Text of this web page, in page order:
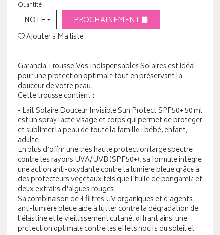
Quantité
NOTHING SELECTEDPROCHAINEMENT
Ajouter à Ma liste
Garancia Trousse Vos Indispensables Solaires est idéal
pour une protection optimale tout en préservant la
douceur de votre peau.
Cette trousse contient :
- Lait Solaire Douceur Invisible Sun Protect SPF50+ 50 ml
est un spray lacté visage et corps qui permet de protéger
et sublimer la peau de toute la famille : bébé, enfant,
adulte.
En plus d'offrir une très haute protection large spectre
contre les rayons UVA/UVB (SPF50+), sa formule intègre
une action anti-oxydante contre la lumière bleue grâce à
des protecteurs végétaux tels que l'huile de pongamia et
deux extraits d'algues rouges.
Sa combinaison de 4 filtres UV organiques et d'agents
anti-lumière bleue aide à lutter contre la dégradation de
l'élastine et le vieillissement cutané, offrant ainsi une
protection optimale contre les effets nocifs du soleil et